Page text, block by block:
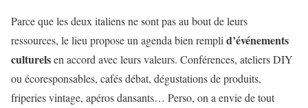
Parce que les deux italiens ne sont pas au bout de leurs
ressources, le lieu propose un agenda bien rempli d’événements
culturelsen accord avec leurs valeurs. Conférences, ateliers DIY
ou écoresponsables, cafés débat, dégustations de produits,
friperies vintage, apéros dansants… Perso, on a envie de tout